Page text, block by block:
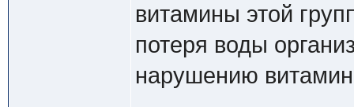
витамины этой
потеря воды
нарушению